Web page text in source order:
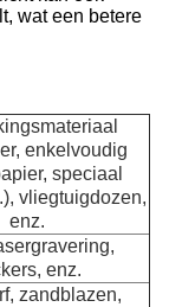
wat een betere
enkelvoudig
speciaal
vliegtuigdozen,
enz.
enz.
zandblazen,